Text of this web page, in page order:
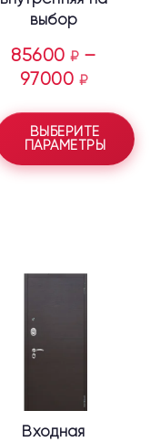
выбор
85600₽ –
97000 ₽
ВЫБЕРИТЕ
ПАРАМЕТРЫ
Входная
товар
выбрать
на